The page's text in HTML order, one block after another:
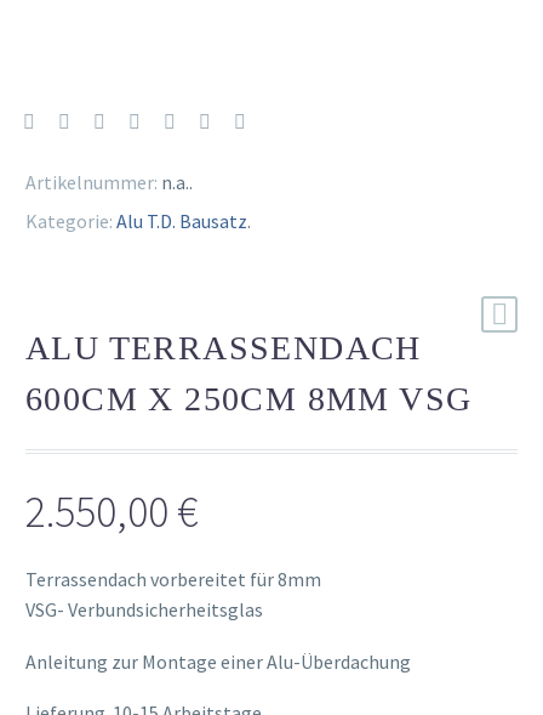
Artikelnummer: n.a..
Kategorie: Alu T.D. Bausatz.
ALU TERRASSENDACH
600CM X 250CM 8MM VSG
2.550,00 €
Terrassendach vorbereitet für 8mm
VSG- Verbundsicherheitsglas
Anleitung zur Montage einer Alu-Überdachung